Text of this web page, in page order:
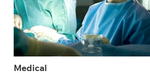
Medical